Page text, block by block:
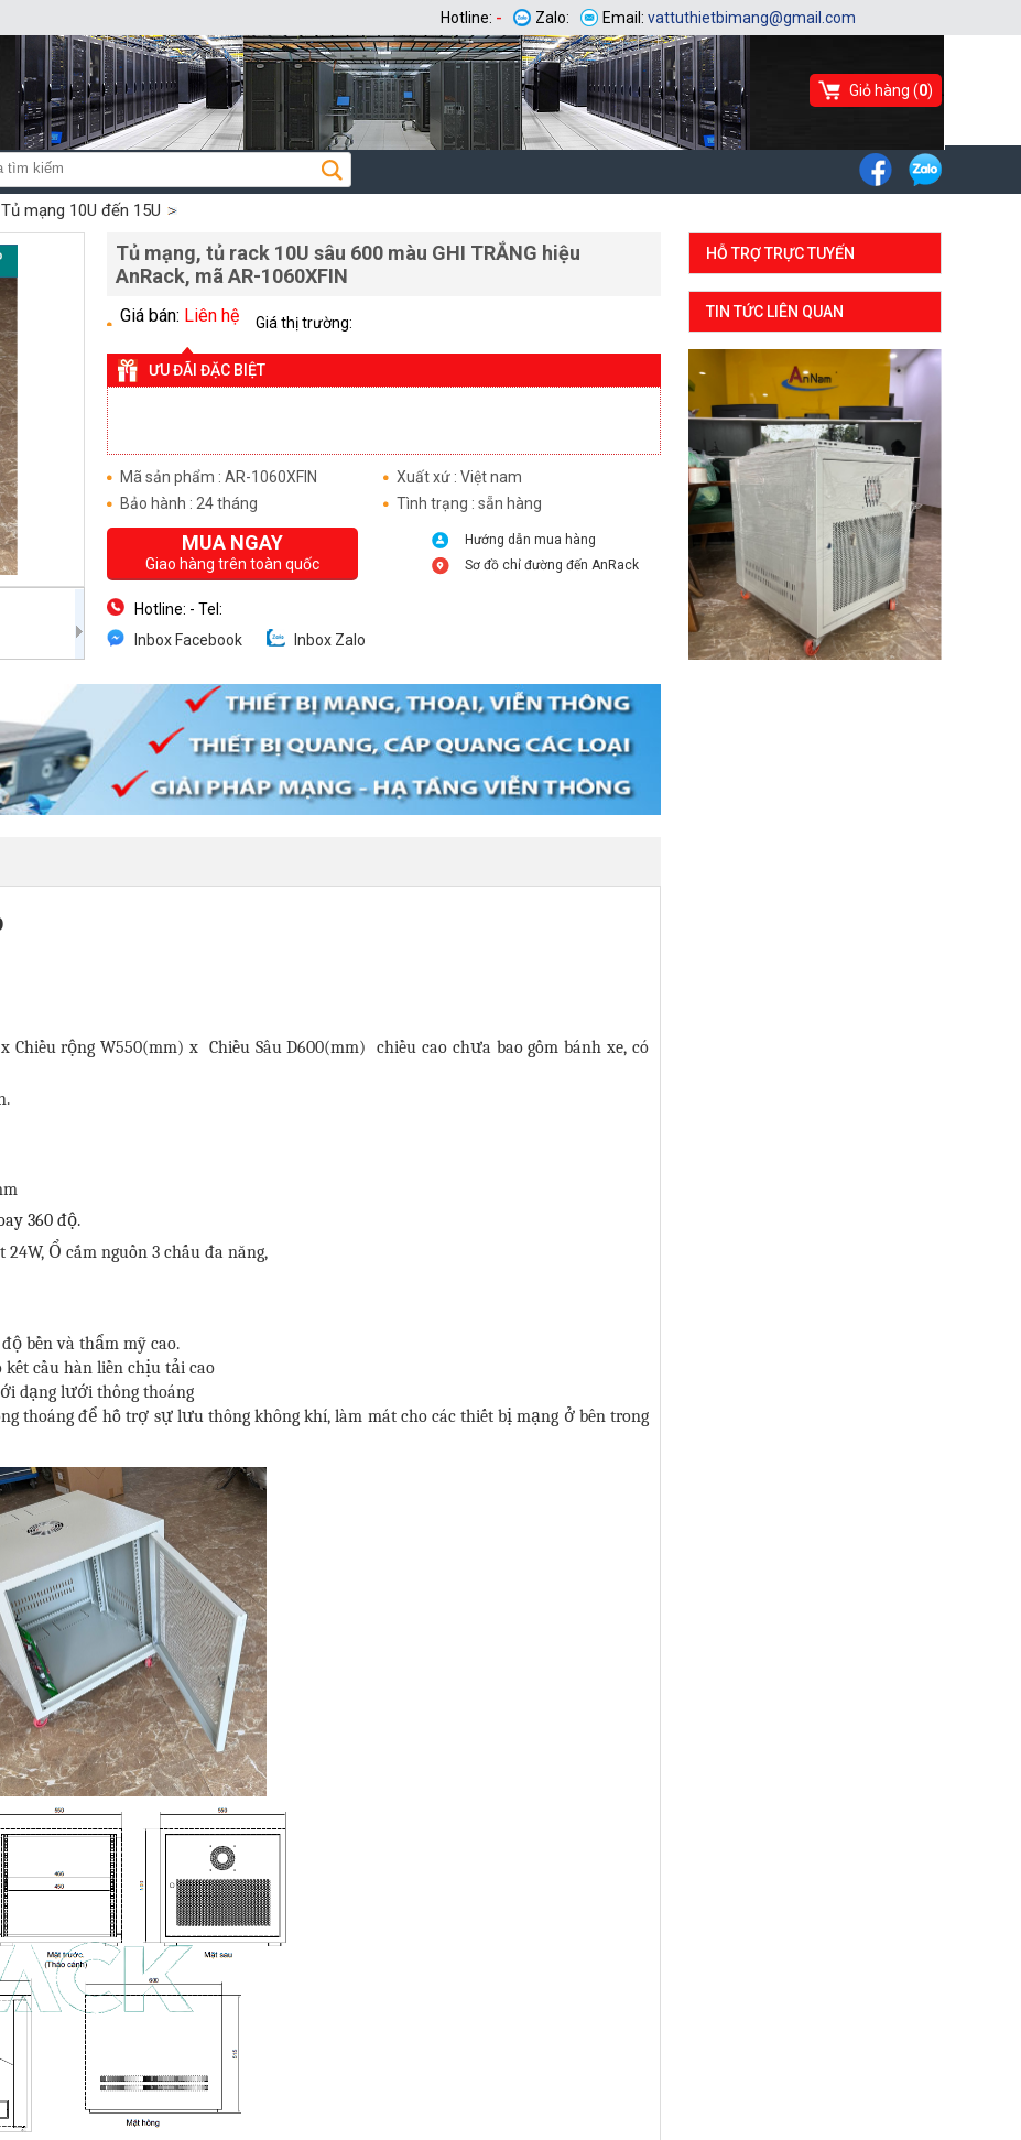
Giỏ hàng (0)
Tủ mạng 10U đến 15U
Tủ mạng, tủ rack 10U sâu 600 màu GHI TRẮNG hiệu
AnRack, mã AR-1060XFIN
Giá bán: Liên hệ Giá thị trường:
ƯU ĐÃI ĐẶC BIỆT
Mã sản phẩm : AR-1060XFIN
Xuất xứ : Việt nam
Bảo hành : 24 tháng
Tình trạng : sẵn hàng
Hướng dẫn mua hàng
Sơ đồ chỉ đường đến AnRack
MUA NGAY
Giao hàng trên toàn quốc
Hotline: - Tel:
Inbox Facebook
Inbox Zalo
rộng W550(mm) x Chiều Sâu D600(mm) chiều cao chưa bao gồm bánh xe, có
360 độ.
Ổ cắm nguồn 3 chấu đa năng,
bền và thẩm mỹ cao.
cầu hàn liền chịu tải cao
dạng lưới thông thoáng
thoáng để hỗ trợ sự lưu thông không khí, làm mát cho các thiết bị mạng ở bên trong
HỖ TRỢ TRỰC TUYẾN
TIN TỨC LIÊN QUAN
Email: vattuthietbimang@gmail.com
Zalo:
Hotline: -